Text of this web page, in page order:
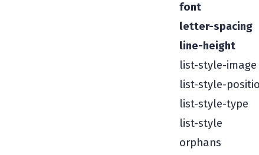
font
letter-spacing
line-height
list-style-image
list-style-
list-style-type
list-style
orphans